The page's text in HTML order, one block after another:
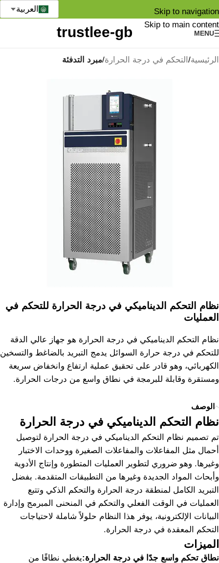
Skip to navigation
Skip to main content
MENU
العربية
الرئيسية التحكم في درجة الحرارة مبرد التدفئة
نظام التحكم الديناميكي في درجة الحرارة للتحكم في
العمليات
نظام التحكم الديناميكي في درجة الحرارة هو جهاز عالي الدقة
للتحكم في درجة حرارة السوائل يدمج التبريد بالضاغط والتسخين
الكهربائي، وهو قادر على تحقيق عملية ارتفاع وانخفاض سريعة
ومستقرة وقابلة للبرمجة في نطاق واسع من درجات الحرارة.
الوصف
نظام التحكم الديناميكي في درجة الحرارة
تم تصميم نظام التحكم الديناميكي في درجة الحرارة لتوصيل
أحمال مثل المفاعلات والمفاعلات الصغيرة ووحدات الاختبار
وغيرها. وهو ضروري لتطوير العمليات المتطورة وإنتاج الأدوية
وأبحاث المواد الجديدة وغيرها من التطبيقات المتقدمة. بفضل
التبريد الكامل لمنطقة درجة الحرارة والتحكم الذكي وتتبع
العمليات في الوقت الفعلي والتحكم في المنحنى المبرمج وإدارة
البيانات الإلكترونية، يوفر هذا النظام حلولاً شاملة لاحتياجات
التحكم المعقدة في درجة الحرارة.
الميزات
نطاق تحكم واسع جدًا في درجة الحرارة:يغطي نطاقًا من